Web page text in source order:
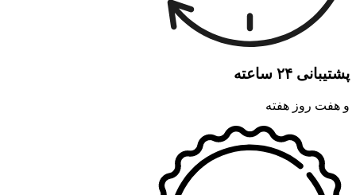
پشتیبانی ۲۴ ساعته
و هفت روز هفته